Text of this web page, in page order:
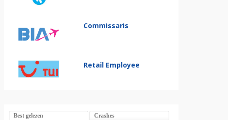
Commissaris
Retail Employee
Best gelezen Crashes